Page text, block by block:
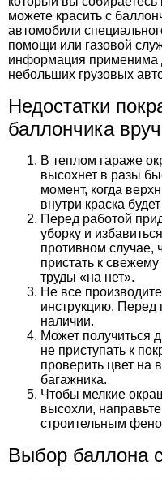
можете красить с
автомобили
помощи или газовой
информация применима
небольших грузовых
Недостатки
баллончика
В теплом гараже
высохнет в разы
момент, когда
внутри краска
Перед работой
уборку и
противном случае,
пристать к
труды «на нет».
Не все
инструкцию. Перед
наличии.
Может получиться
не приступать к
проверить цвет на
багажника.
Чтобы мелкие
высохли,
строительным
Выбор баллона